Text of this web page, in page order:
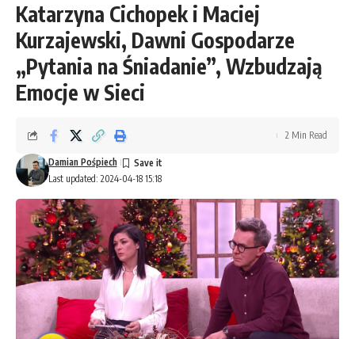
Katarzyna Cichopek i Maciej
Kurzajewski, Dawni Gospodarze
„Pytania na Śniadanie”, Wzbudzają
Emocje w Sieci
Last updated: 2024-04-18 15:18
Damian Pośpiech
2 Min Read